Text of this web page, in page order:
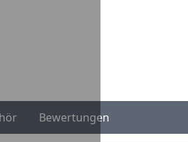
Bewertungen